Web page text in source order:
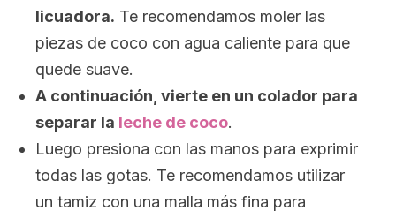
licuadora. Te recomendamos moler las
piezas de coco con agua caliente para que
quede suave.
A continuación, vierte en un colador para
separar la leche de coco.
Luego presiona con las manos para exprimir
todas las gotas. Te recomendamos utilizar
un tamiz con una malla más fina para